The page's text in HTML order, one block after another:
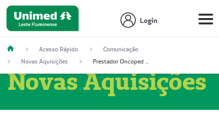
Login
Acesso Rápido
Comunicação
Novas Aquisições
Prestador Oncoped Serviços Médicos (51004335-0)
Novas Aquisições